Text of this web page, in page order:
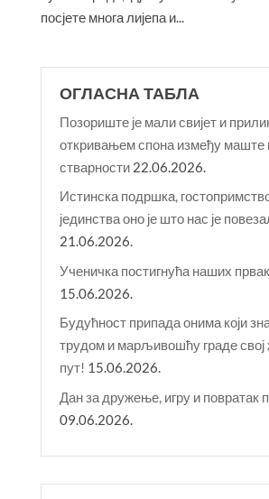
посјете многа лијепа и...
ОГЛАСНА ТАБЛА
Позориште је мали свијет и
откривањем спона између маште
стварности 22.06.2026.
Истинска подршка, гостопримство
јединства оно је што нас је
21.06.2026.
Ученичка постигнућа наших
15.06.2026.
Будућност припада онима који
трудом и марљивошћу граде свој
пут! 15.06.2026.
Дан за дружење, игру и повратак
09.06.2026.